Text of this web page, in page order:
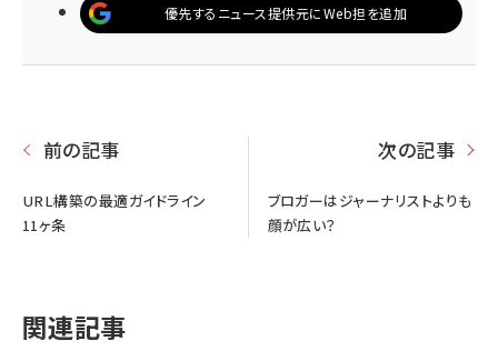
優先するニュース提供元にWeb担を追加
前の記事
URL構築の最適ガイドライン
11ヶ条
次の記事
ブロガーはジャーナリストよりも
顔が広い？
関連記事